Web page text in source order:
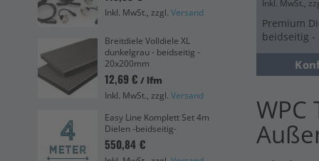
Inkl. MwSt.,
Premium
beidseitig -
Inkl. MwSt., zzgl. Versand
Breitdiele Volldiele XL
dunkelgrau - beidseitig -
20x200mm
12,69 € / lfm
Inkl. MwSt., zzgl. Versand
Easy Line Komplett Set 4m
Dielen -beidseitig-
550,84 €